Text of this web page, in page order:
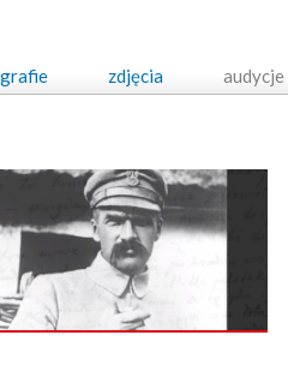
zdjęcia audycje